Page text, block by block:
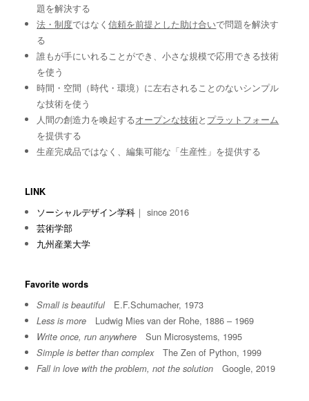
題を解決する
法・制度ではなく信頼を前提とした助け合いで問題を解決す
る
誰もが手にいれることができ、小さな規模で応用できる技術
を使う
時間・空間（時代・環境）に左右されることのないシンプル
な技術を使う
人間の創造力を喚起するオープンな技術と プラットフォーム
を提供する
生産完成品ではなく、編集可能な「生産性」を提供する
LINK
ソーシャルデザイン学科 ｜ since 2016
芸術学部
九州産業大学
Favorite words
Small is beautifulE.F.Schumacher, 1973
Less is more Ludwig Mies van der Rohe, 1886 – 1969
Write once, run anywhere Sun Microsystems, 1995
Simple is better than complexThe Zen of Python, 1999
Fall in love with the problem, not the solution Google, 2019